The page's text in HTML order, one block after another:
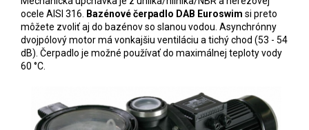
ocele AISI 316.
Bazénové čerpadlo DAB Euroswim si preto
môžete zvoliť aj do bazénov so slanou vodou. Asynchrónny
dvojpólový motor má vonkajšiu ventiláciu a tichý chod (53 - 54
dB). Čerpadlo je možné používať do maximálnej teploty vody
60 °C.